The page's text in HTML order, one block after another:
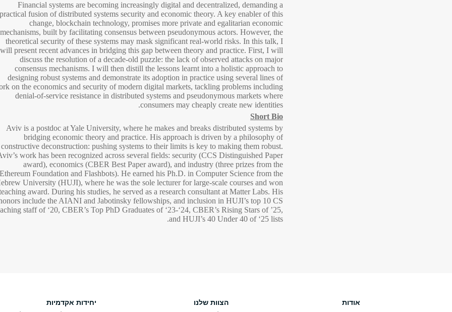
Financial systems are becoming increasingly digital and decentralized, demanding a
practical fusion of distributed systems security and economic theory. A key enabler of this
change, blockchain technology, promises more private and egalitarian economic
mechanisms, built by facilitating consensus between pseudonymous actors. However, the
theoretical security of these systems may mask significant real-world risks. In this talk, I
will present recent advances in bridging this gap between theory and practice. First, I will
discuss the resolution of a decade-old puzzle: the lack of observed attacks on major
consensus mechanisms. I will then distill the lessons learnt into a holistic approach to
designing robust systems and demonstrate its adoption in practice using several lines of
on the economics and security of modern digital markets, tackling problems including
denial-of-service resistance in distributed systems and pseudonymous markets where
consumers may cheaply create new identities.
Short Bio
Aviv is a postdoc at Yale University, where he makes and breaks distributed systems by
bridging economic theory and practice. His approach is driven by a philosophy of
constructive deconstruction: pushing systems to their limits is key to making them robust.
work has been recognized across several fields: security (CCS Distinguished Paper
award), economics (CBER Best Paper award), and industry (three prizes from the
Ethereum Foundation and Flashbots). He earned his Ph.D. in Computer Science from the
University (HUJI), where he was the sole lecturer for large-scale courses and won
award. During his studies, he served as a research consultant at Matter Labs. His
include the AIANI and Jabotinsky fellowships, and inclusion in HUJI’s top 10 CS
staff of ‘20, CBER’s Top PhD Graduates of ‘23-‘24, CBER’s Rising Stars of ’25,
and HUJI’s 40 Under 40 of ‘25 lists.
אודות
הצוות שלנו
יחידות אקדמיות